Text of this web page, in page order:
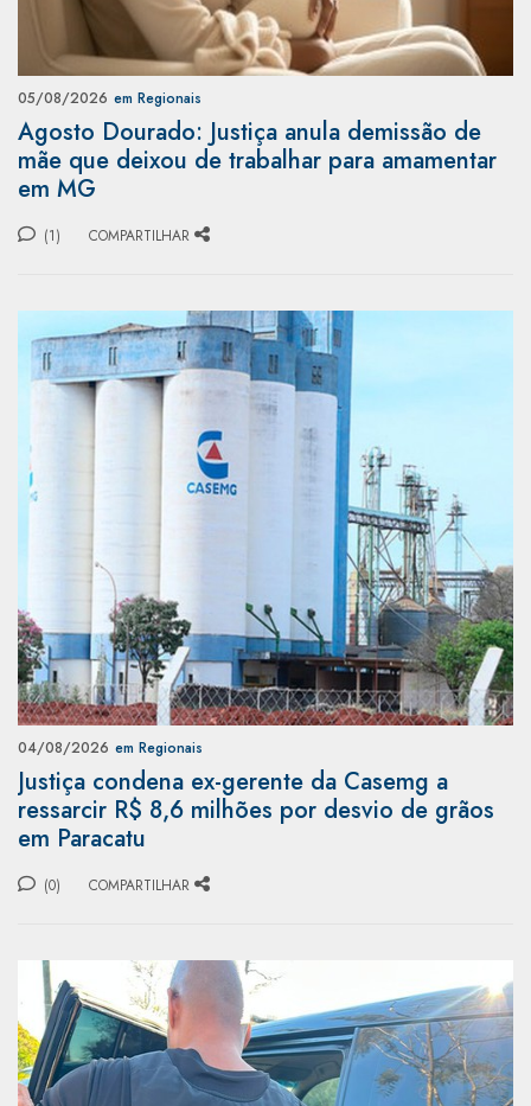
05/08/2026 em Regionais
Agosto Dourado: Justiça anula demissão de
mãe que deixou de trabalhar para amamentar
em MG
(1) COMPARTILHAR
04/08/2026 em Regionais
Justiça condena ex-gerente da Casemg a
ressarcir R$ 8,6 milhões por desvio de grãos
em Paracatu
(0) COMPARTILHAR